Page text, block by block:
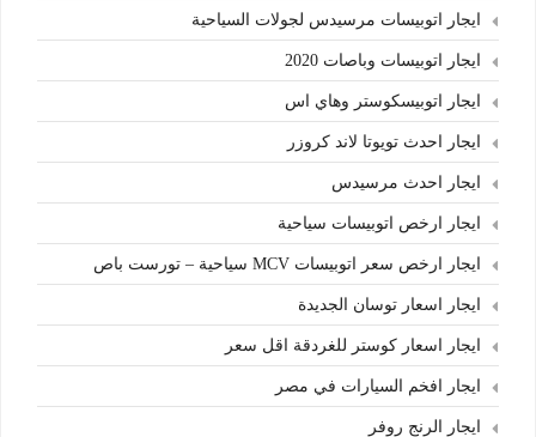
ايجار اتوبيسات مرسيدس لجولات السياحية
ايجار اتوبيسات وباصات 2020
ايجار اتوبيسكوستر وهاي اس
ايجار احدث تويوتا لاند كروزر
ايجار احدث مرسيدس
ايجار ارخص اتوبيسات سياحية
ايجار ارخص سعر اتوبيسات MCV سياحية – تورست باص
ايجار اسعار توسان الجديدة
ايجار اسعار كوستر للغردقة اقل سعر
ايجار افخم السيارات في مصر
ايجار الرنج روفر